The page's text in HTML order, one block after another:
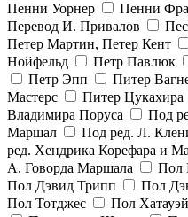
Пенни Уорнер
Пенни
Перевод И. Привалов
Петер Мартин, Петер Кент
Нойфельд
Петр Павлюк
Петр Эпп
Питер
Мастерс
Питер Цукахира
Владимира Поруса
Под
Маршал
Под ред. Л.
ред. Хендрика Корефара и
А. Говорда Маршала
Пол
Пол Дэвид Трипп
Пол
Пол Тотджес
Пол Хатауэй